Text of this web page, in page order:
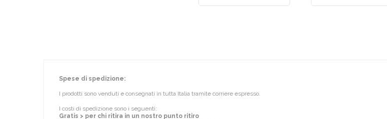
Spese di spedizione:
I prodotti sono venduti e consegnati in tutta Italia tramite corriere espresso.
I costi di spedizione sono i seguenti:
Gratis > per chi ritira in un nostro punto ritiro